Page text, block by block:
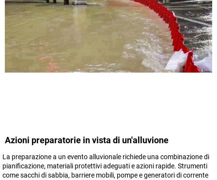
Azioni preparatorie in vista di un'alluvione
La preparazione a un evento alluvionale richiede una combinazione di
pianificazione, materiali protettivi adeguati e azioni rapide. Strumenti
come sacchi di sabbia, barriere mobili, pompe e generatori di corrente